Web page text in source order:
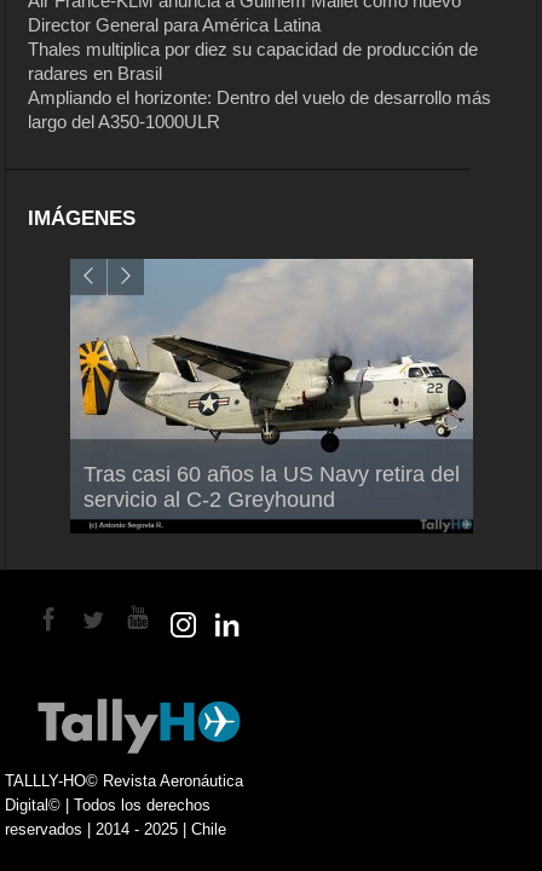
Director General para América Latina
Thales multiplica por diez su capacidad de producción de
radares en Brasil
Ampliando el horizonte: Dentro del vuelo de desarrollo más
largo del A350-1000ULR
IMÁGENES
Tras casi 60 años la US Navy retira del
servicio al C-2 Greyhound
TALLLY-HO© Revista Aeronáutica
Digital© | Todos los derechos
reservados | 2014 - 2025 | Chile